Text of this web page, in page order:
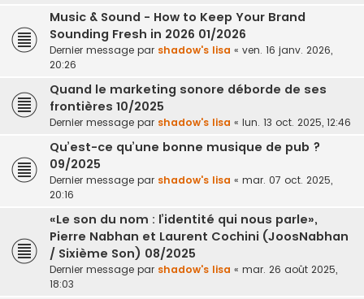
Music & Sound - How to Keep Your Brand
Sounding Fresh in 2026 01/2026
Dernier message par shadow's lisa « ven. 16 janv. 2026,
20:26
Quand le marketing sonore déborde de ses
frontières 10/2025
Dernier message par shadow's lisa « lun. 13 oct. 2025, 12:46
Qu’est-ce qu’une bonne musique de pub ?
09/2025
Dernier message par shadow's lisa « mar. 07 oct. 2025,
20:16
«Le son du nom : l’identité qui nous parle»,
Pierre Nabhan et Laurent Cochini (JoosNabhan
/ Sixième Son) 08/2025
Dernier message par shadow's lisa « mar. 26 août 2025,
18:03